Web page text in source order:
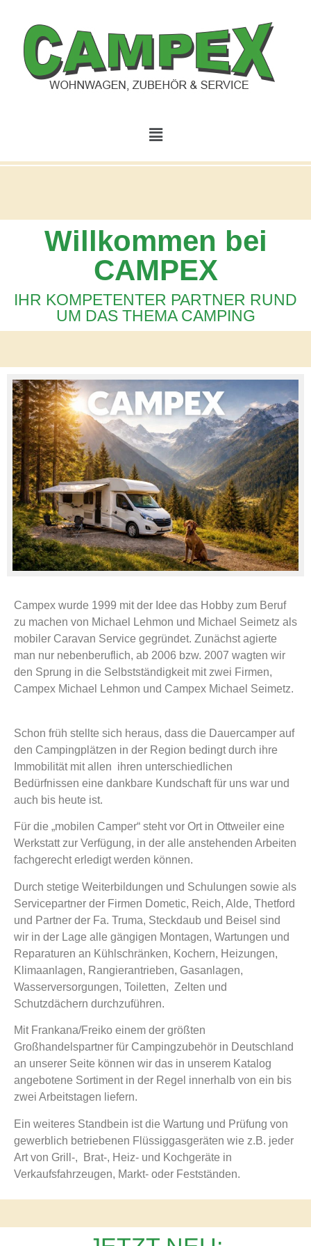
Willkommen bei
CAMPEX
IHR KOMPETENTER PARTNER RUND
UM DAS THEMA CAMPING
Campex wurde 1999 mit der Idee das Hobby zum Beruf
zu machen von Michael Lehmon und Michael Seimetz als
mobiler Caravan Service gegründet. Zunächst agierte
man nur nebenberuflich, ab 2006 bzw. 2007 wagten wir
den Sprung in die Selbstständigkeit mit zwei Firmen,
Campex Michael Lehmon und Campex Michael Seimetz.
Schon früh stellte sich heraus, dass die Dauercamper auf
den Campingplätzen in der Region bedingt durch ihre
Immobilität mit allen ihren unterschiedlichen
Bedürfnissen eine dankbare Kundschaft für uns war und
auch bis heute ist.
Für die „mobilen Camper“ steht vor Ort in Ottweiler eine
Werkstatt zur Verfügung, in der alle anstehenden Arbeiten
fachgerecht erledigt werden können.
Durch stetige Weiterbildungen und Schulungen sowie als
Servicepartner der Firmen Dometic, Reich, Alde, Thetford
und Partner der Fa. Truma, Steckdaub und Beisel sind
wir in der Lage alle gängigen Montagen, Wartungen und
Reparaturen an Kühlschränken, Kochern, Heizungen,
Klimaanlagen, Rangierantrieben, Gasanlagen,
Wasserversorgungen, Toiletten, Zelten und
Schutzdächern durchzuführen.
Mit Frankana/Freiko einem der größten
Großhandelspartner für Campingzubehör in Deutschland
an unserer Seite können wir das in unserem Katalog
angebotene Sortiment in der Regel innerhalb von ein bis
zwei Arbeitstagen liefern.
Ein weiteres Standbein ist die Wartung und Prüfung von
gewerblich betriebenen Flüssiggasgeräten wie z.B. jeder
Art von Grill-, Brat-, Heiz- und Kochgeräte in
Verkaufsfahrzeugen, Markt- oder Festständen.